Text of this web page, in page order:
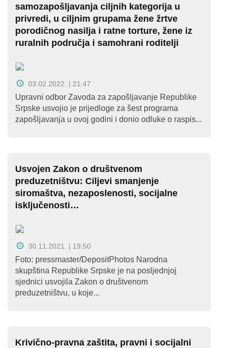
Mir
sa
ženskim
licem
Sigurna
kuća
Pravna
Antitrafiking
Kampanje
Dokumenti
Javni
pozivi
English
Kontakt
samozapošljavanja ciljnih kategorija u
privredi, u ciljnim grupama žene žrtve
porodičnog nasilja i ratne torture, žene iz
ruralnih područja i samohrani roditelji
03.02.2022. | 21:47
Upravni odbor Zavoda za zapošljavanje Republike
Srpske usvojio je prijedloge za šest programa
zapošljavanja u ovoj godini i donio odluke o raspis...
Usvojen Zakon o društvenom
preduzetništvu: Ciljevi smanjenje
siromaštva, nezaposlenosti, socijalne
isključenosti…
30.11.2021. | 19:50
Foto: pressmaster/DepositPhotos Narodna
skupština Republike Srpske je na posljednjoj
sjednici usvojila Zakon o društvenom
preduzetništvu, u koje...
Krivično-pravna zaštita, pravni i socijalni